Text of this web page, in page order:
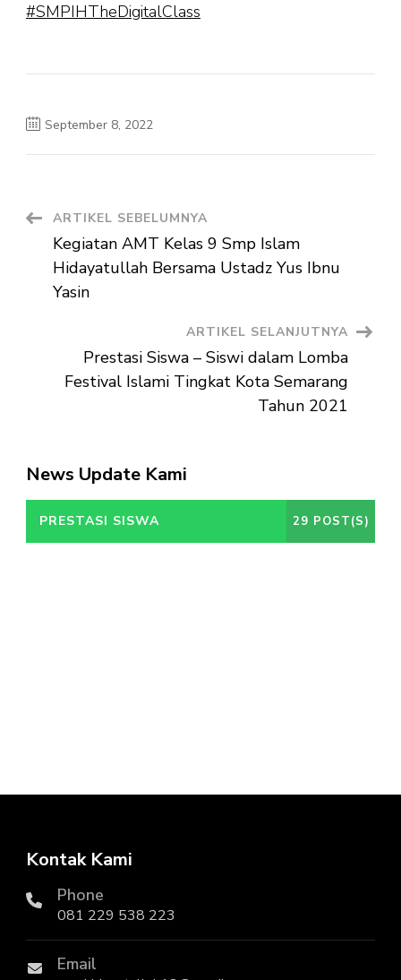
#SMPIHTheDigitalClass
September 8, 2022
Navigasi
Artikel
ARTIKEL SEBELUMNYA
Kegiatan AMT Kelas 9 Smp Islam
Hidayatullah Bersama Ustadz Yus Ibnu
Yasin
ARTIKEL SELANJUTNYA
Prestasi Siswa – Siswi dalam Lomba
Festival Islami Tingkat Kota Semarang
Tahun 2021
News Update Kami
PRESTASI SISWA 29 POST(S)
Kontak Kami
Phone
081 229 538 223
Email